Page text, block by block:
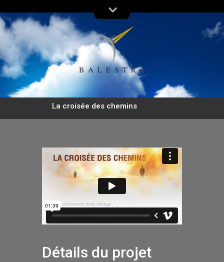
La croisée des chemins
Détails du projet